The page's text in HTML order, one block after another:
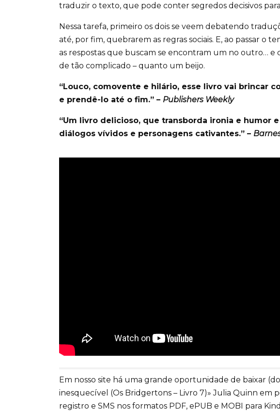
traduzir o texto, que pode conter segredos decisivos
Nessa tarefa, primeiro os dois se veem debatendo
até, por fim, quebrarem as regras sociais. E, ao passar o
as respostas que buscam se encontram um no outro… e
de tão complicado – quanto um beijo.
“Louco, comovente e hilário, esse livro vai brincar
e prendê-lo até o fim.” – Publishers Weekly
“Um livro delicioso, que transborda ironia e humor
diálogos vívidos e personagens cativantes.” –
Em nosso site há uma grande oportunidade de baixar
inesquecível (Os Bridgertons – Livro 7)» Julia Quinn
registro e SMS nos formatos PDF, ePUB e MOBI para